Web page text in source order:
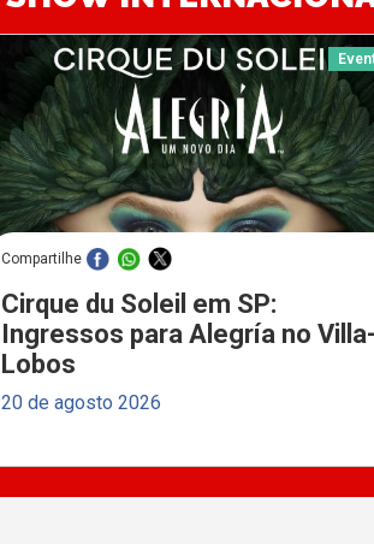
Compartilhe
Cirque du Soleil em SP:
Ingressos para Alegría no Villa-
Lobos
20 de agosto 2026